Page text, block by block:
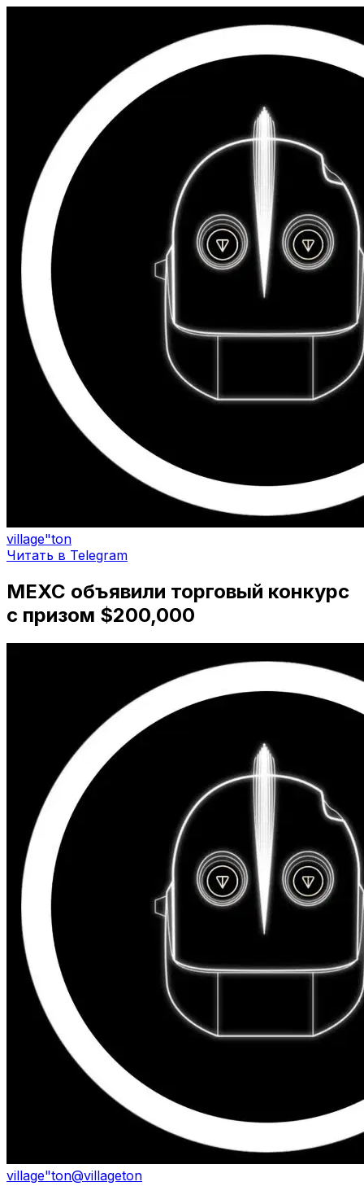
village"ton
Читать в Telegram
MEXC объявили торговый конкурс
с призом $200,000
village"ton@villageton